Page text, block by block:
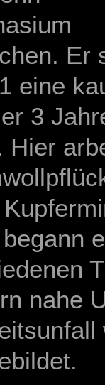
Er
eine
3
Hier
nahe